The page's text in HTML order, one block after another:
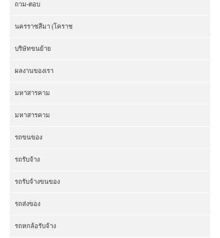
ถาม-ตอบ
นครราชสีมา (โคราช
บริษัทขนย้าย
ผลงานของเรา
มหาสารคาม
มหาสารคาม
รถขนของ
รถรับจ้าง
รถรับจ้างขนของ
รถส่งของ
รถหกล้อรับจ้าง